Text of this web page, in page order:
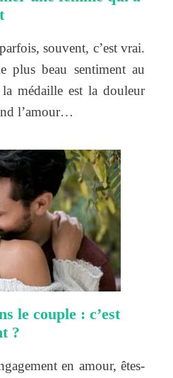
souvent, c’est vrai.
plus beau sentiment au
médaille est la douleur
l’amour…
le couple : c’est
?
en amour, êtes-